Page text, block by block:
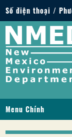
Số điện thoại /
Điện thoại: 505-
1-800-219-6157
Trường hợp khẩn
9329 (24 giờ)
Menu Chính